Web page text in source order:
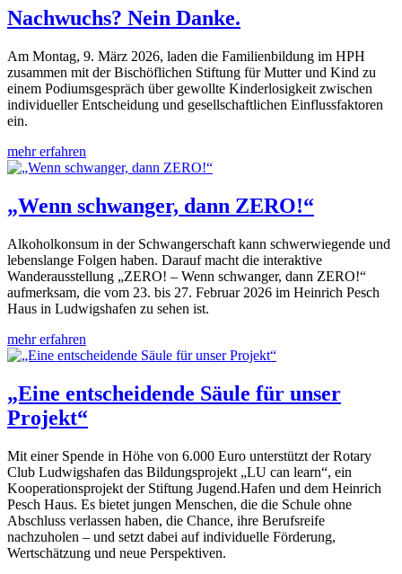
Nachwuchs? Nein Danke.
Am Montag, 9. März 2026, laden die Familienbildung im HPH
zusammen mit der Bischöflichen Stiftung für Mutter und Kind zu
einem Podiumsgespräch über gewollte Kinderlosigkeit zwischen
individueller Entscheidung und gesellschaftlichen Einflussfaktoren
ein.
mehr erfahren
„Wenn schwanger, dann ZERO!“
Alkoholkonsum in der Schwangerschaft kann schwerwiegende und
lebenslange Folgen haben. Darauf macht die interaktive
Wanderausstellung „ZERO! – Wenn schwanger, dann ZERO!“
aufmerksam, die vom 23. bis 27. Februar 2026 im Heinrich Pesch
Haus in Ludwigshafen zu sehen ist.
mehr erfahren
„Eine entscheidende Säule für unser
Projekt“
Mit einer Spende in Höhe von 6.000 Euro unterstützt der Rotary
Club Ludwigshafen das Bildungsprojekt „LU can learn“, ein
Kooperationsprojekt der Stiftung Jugend.Hafen und dem Heinrich
Pesch Haus. Es bietet jungen Menschen, die die Schule ohne
Abschluss verlassen haben, die Chance, ihre Berufsreife
nachzuholen – und setzt dabei auf individuelle Förderung,
Wertschätzung und neue Perspektiven.